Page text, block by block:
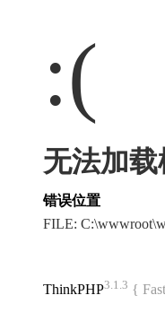
:(
无法加
错误位置
FILE:
ThinkPHP3.1.3 {